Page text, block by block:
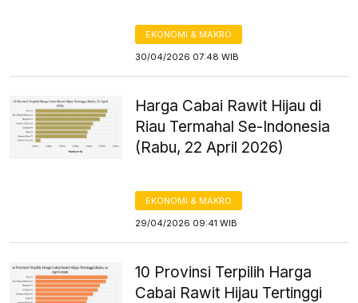
EKONOMI & MAKRO
30/04/2026 07:48 WIB
Harga Cabai Rawit Hijau di
Riau Termahal Se-Indonesia
(Rabu, 22 April 2026)
EKONOMI & MAKRO
29/04/2026 09:41 WIB
10 Provinsi Terpilih Harga
Cabai Rawit Hijau Tertinggi